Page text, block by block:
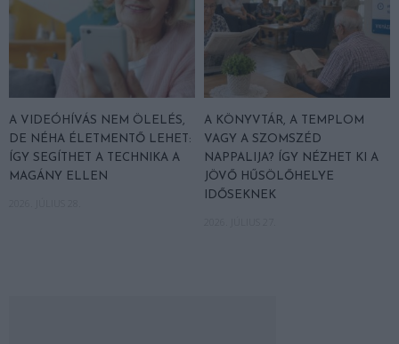
A VIDEÓHÍVÁS NEM ÖLELÉS,
DE NÉHA ÉLETMENTŐ LEHET:
ÍGY SEGÍTHET A TECHNIKA A
MAGÁNY ELLEN
A KÖNYVTÁR, A TEMPLOM
VAGY A SZOMSZÉD
NAPPALIJA? ÍGY NÉZHET KI A
JÖVŐ HŰSÖLŐHELYE
IDŐSEKNEK